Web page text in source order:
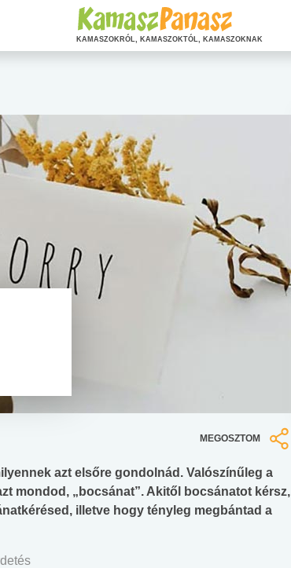
MEGOSZTOM
azt elsőre gondolnád. Valószínűleg a
mondod, „bocsánat”. Akitől bocsánatot kérsz,
illetve hogy tényleg megbántad a
KAMASZOKRÓL, KAMASZOKTÓL, KAMASZOKNAK